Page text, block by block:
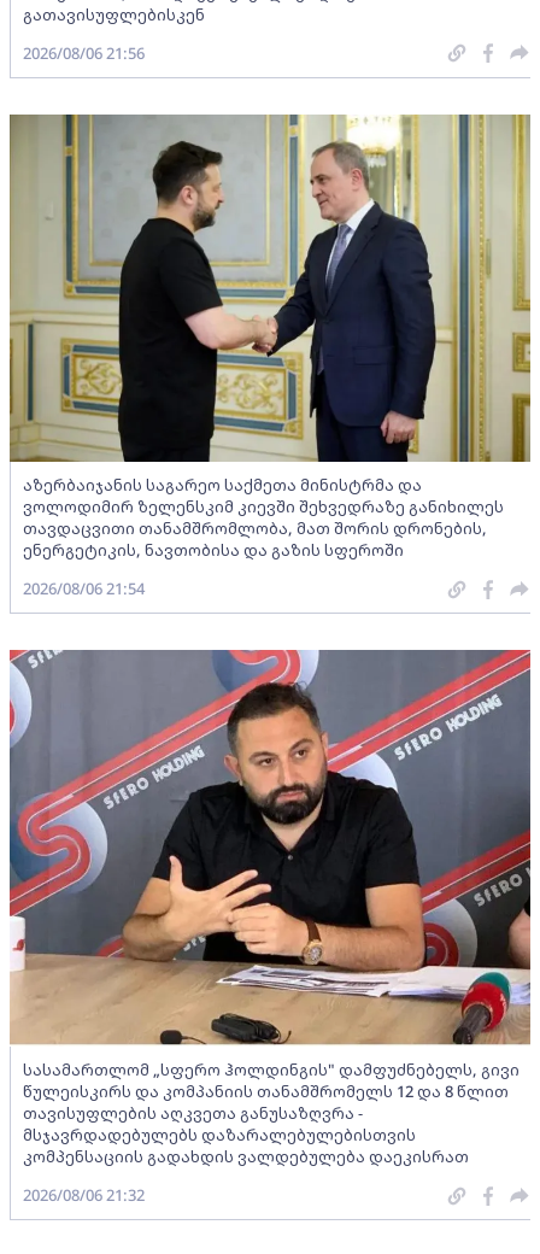
გათავისუფლებისკენ
2026/08/06 21:56
აზერბაიჯანის საგარეო საქმეთა მინისტრმა და
ვოლოდიმირ ზელენსკიმ კიევში შეხვედრაზე განიხილეს
თავდაცვითი თანამშრომლობა, მათ შორის დრონების,
ენერგეტიკის, ნავთობისა და გაზის სფეროში
2026/08/06 21:54
სასამართლომ „სფერო ჰოლდინგის" დამფუძნებელს, გივი
წულეისკირს და კომპანიის თანამშრომელს 12 და 8 წლით
თავისუფლების აღკვეთა განუსაზღვრა -
მსჯავრდადებულებს დაზარალებულებისთვის
კომპენსაციის გადახდის ვალდებულება დაეკისრათ
2026/08/06 21:32